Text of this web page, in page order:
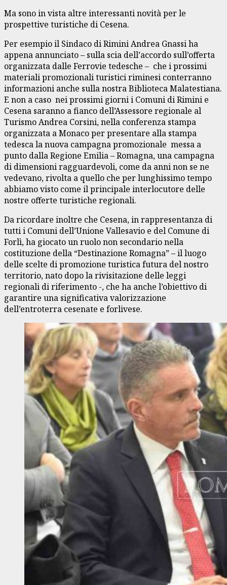
Ma sono in vista altre interessanti novità per le
prospettive turistiche di Cesena.
Per esempio il Sindaco di Rimini Andrea Gnassi ha
appena annunciato – sulla scia dell’accordo sull’offerta
organizzata dalle Ferrovie tedesche – che i prossimi
materiali promozionali turistici riminesi conterranno
informazioni anche sulla nostra Biblioteca Malatestiana.
E non a caso nei prossimi giorni i Comuni di Rimini e
Cesena saranno a fianco dell’Assessore regionale al
Turismo Andrea Corsini, nella conferenza stampa
organizzata a Monaco per presentare alla stampa
tedesca la nuova campagna promozionale messa a
punto dalla Regione Emilia – Romagna, una campagna
di dimensioni ragguardevoli, come da anni non se ne
vedevano, rivolta a quello che per lunghissimo tempo
abbiamo visto come il principale interlocutore delle
nostre offerte turistiche regionali.
Da ricordare inoltre che Cesena, in rappresentanza di
tutti i Comuni dell’Unione Vallesavio e del Comune di
Forlì, ha giocato un ruolo non secondario nella
costituzione della “Destinazione Romagna” – il luogo
delle scelte di promozione turistica futura del nostro
territorio, nato dopo la rivisitazione delle leggi
regionali di riferimento -, che ha anche l’obiettivo di
garantire una significativa valorizzazione
dell’entroterra cesenate e forlivese.